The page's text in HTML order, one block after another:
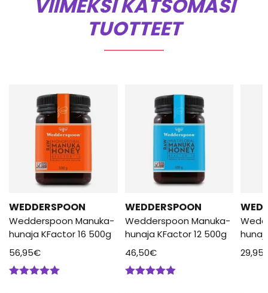
VIIMEKSI KATSOMASI
TUOTTEET
WEDDERSPOON
Wedderspoon Manuka-
hunaja KFactor 16 500g
56,95€
WEDDERSPOON
Wedderspoon Manuka-
hunaja KFactor 12 500g
46,50€
29,95